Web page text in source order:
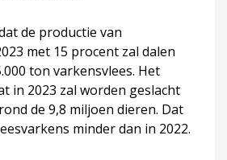
de productie van
met 15 procent zal dalen
ton varkensvlees. Het
in 2023 zal worden geslacht
de 9,8 miljoen dieren. Dat
minder dan in 2022.